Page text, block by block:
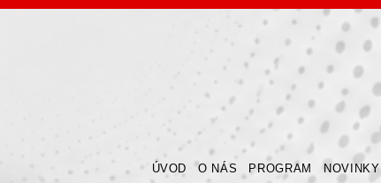
ÚVOD O NÁS PROGRAM NOVINKY